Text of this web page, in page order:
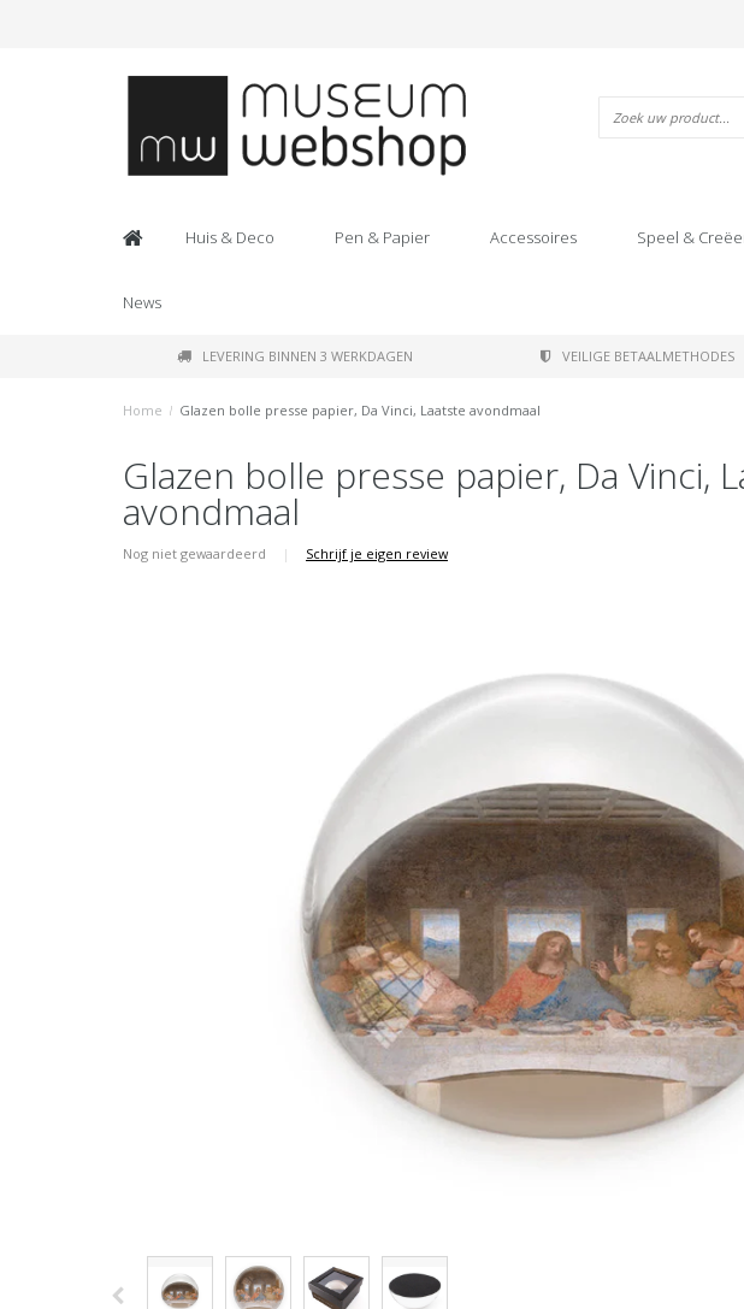
Huis & Deco Pen & Papier Accessoires Speel &
News
LEVERING BINNEN 3 WERKDAGEN VEILIGE BETAALMETHODES
Home / Glazen bolle presse papier, Da Vinci, Laatste avondmaal
Glazen bolle presse papier, Da Vinci,
avondmaal
Nog niet gewaardeerd | Schrijf je eigen review